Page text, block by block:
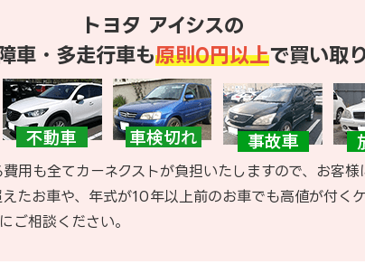
トヨタ アイシスの
車・多走行車も原則0円以上で買い取
用も全てカーネクストが負担いたしますので、お客
たお車や、年式が10年以上前のお車でも高値が付く
ご相談ください。